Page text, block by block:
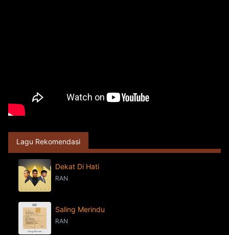
Lagu Rekomendasi
Dekat Di Hati
RAN
Saling Merindu
RAN